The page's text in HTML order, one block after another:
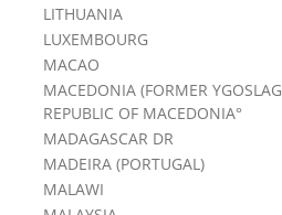
LITHUANIA
LUXEMBOURG
MACAO
MACEDONIA (FORMER YGOSLAG
REPUBLIC OF MACEDONIA°
MADAGASCAR DR
MADEIRA (PORTUGAL)
MALAWI